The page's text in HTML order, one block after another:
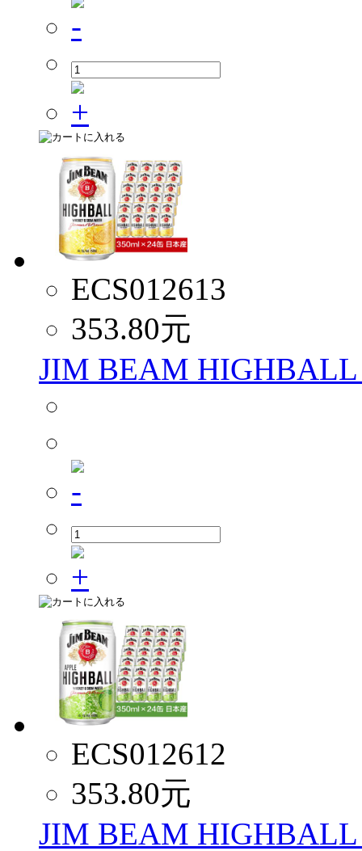
ECS012613
353.80元
JIM BEAM
ECS012612
353.80元
JIM BEAM